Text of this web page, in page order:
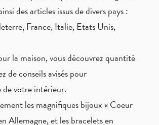
des articles issus de divers pays :
France, Italie, Etats Unis,
la maison, vous découvrez quantité
deconseils avisés pour
de votre intérieur.
les magnifiques bijoux « Coeur
Allemagne, et les bracelets en